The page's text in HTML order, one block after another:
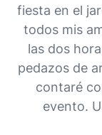
fiesta en el
todos mis
las dos
pedazos de
contaré
evento.